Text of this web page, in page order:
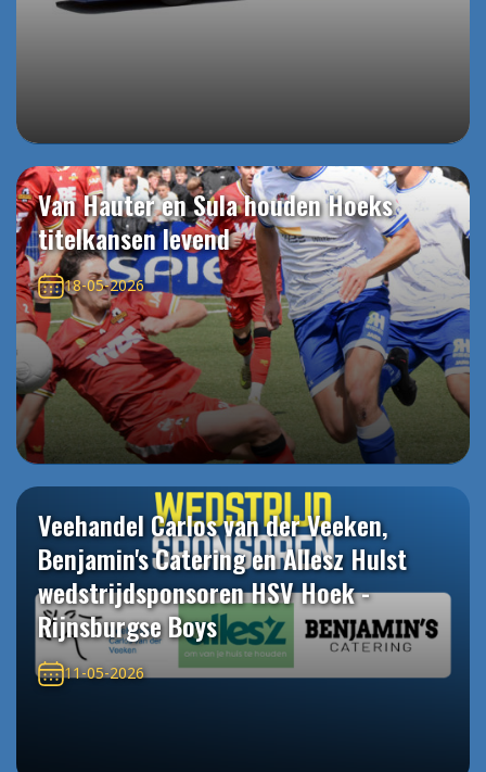
Van Hauter en Sula houden Hoeks
titelkansen levend
18-05-2026
Veehandel Carlos van der Veeken,
Benjamin's Catering en Allesz Hulst
wedstrijdsponsoren HSV Hoek -
Rijnsburgse Boys
11-05-2026